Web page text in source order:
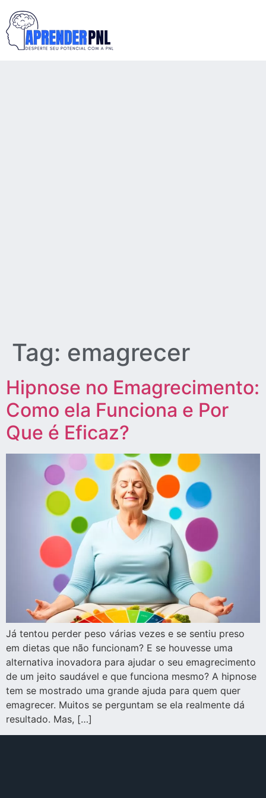
Tag: emagrecer
Hipnose no Emagrecimento:
Como ela Funciona e Por
Que é Eficaz?
Já tentou perder peso várias vezes e se sentiu preso
em dietas que não funcionam? E se houvesse uma
alternativa inovadora para ajudar o seu emagrecimento
de um jeito saudável e que funciona mesmo? A hipnose
tem se mostrado uma grande ajuda para quem quer
emagrecer. Muitos se perguntam se ela realmente dá
resultado. Mas, […]